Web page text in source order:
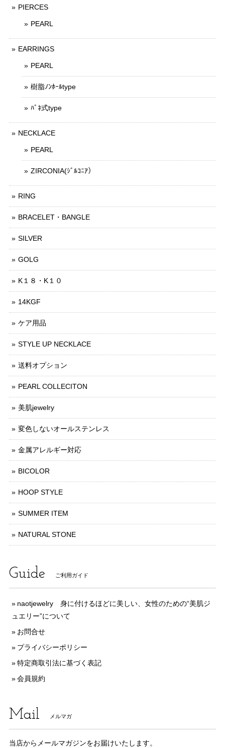
PIERCES
PEARL
EARRINGS
PEARL
樹脂ﾉﾝﾎｰﾙtype
ﾊﾞﾈ式type
NECKLACE
PEARL
ZIRCONIA(ｼﾞﾙｺﾆｱ）
RING
BRACELET・BANGLE
SILVER
GOLG
K１８・K１０
14KGF
ケア用品
STYLE UP NECKLACE
送料オプション
PEARL COLLECITON
美肌jewelry
変色しないオールステンレス
金属アレルギー対応
BICOLOR
HOOP STYLE
SUMMER ITEM
NATURAL STONE
Guide ご利用ガイド
naotjewelry 身に付けるほどに美しい、女性のための“美肌ジ
ュエリー”について
お問合せ
プライバシーポリシー
特定商取引法に基づく表記
会員規約
Mail メルマガ
当店からメールマガジンをお届けいたします。